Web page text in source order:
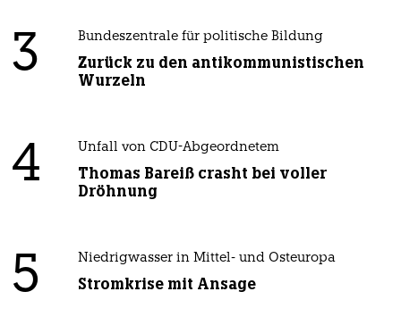
3 Bundeszentrale für politische Bildung
Zurück zu den antikommunistischen
Wurzeln
4 Unfall von CDU-Abgeordnetem
Thomas Bareiß crasht bei voller
Dröhnung
5 Niedrigwasser in Mittel- und Osteuropa
Stromkrise mit Ansage